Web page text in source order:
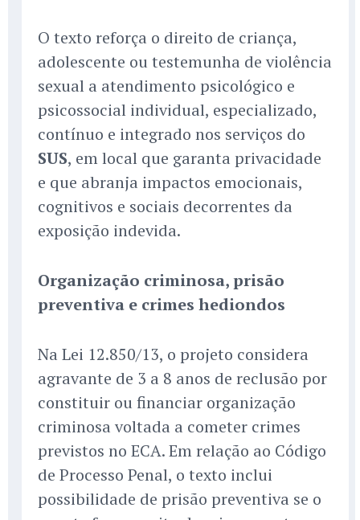
O texto reforça o direito de criança,
adolescente ou testemunha de violência
sexual a atendimento psicológico e
psicossocial individual, especializado,
contínuo e integrado nos serviços do
SUS, em local que garanta privacidade
e que abranja impactos emocionais,
cognitivos e sociais decorrentes da
exposição indevida.
Organização criminosa, prisão
preventiva e crimes hediondos
Na Lei 12.850/13, o projeto considera
agravante de 3 a 8 anos de reclusão por
constituir ou financiar organização
criminosa voltada a cometer crimes
previstos no ECA. Em relação ao Código
de Processo Penal, o texto inclui
possibilidade de prisão preventiva se o